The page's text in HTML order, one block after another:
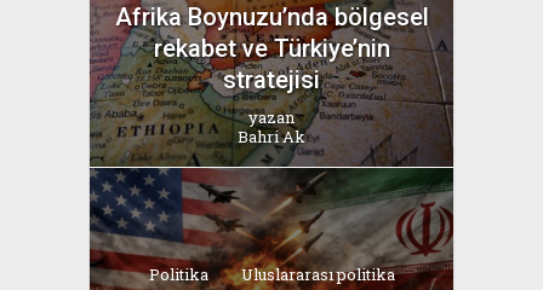
Afrika Boynuzu’nda bölgesel
rekabet ve Türkiye’nin
stratejisi
yazan
Bahri Ak
Politika
Uluslararası politika